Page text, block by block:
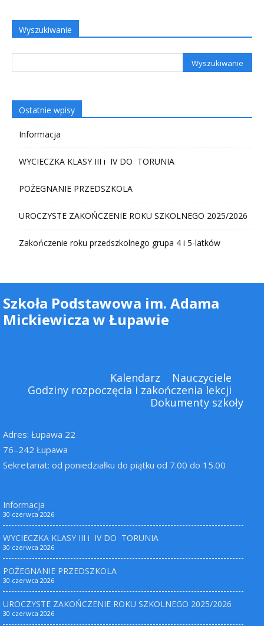
Wyszukiwanie
Ostatnie wpisy
Informacja
WYCIECZKA KLASY III i IV DO TORUNIA
POŻEGNANIE PRZEDSZKOLA
UROCZYSTE ZAKOŃCZENIE ROKU SZKOLNEGO 2025/2026
Zakończenie roku przedszkolnego grupa 4 i 5-latków
Szkoła Podstawowa im. Adama
Mickiewicza w Łupawie
Kalendarz
Nauczyciele
Godziny rozpoczęcia i zakończenia lekcji
Dokumenty szkoły
Adres: Łupawa 22
76–242 Łupawa
Sekretariat: od poniedziałku do piątku od 7.00 do 15.00
Informacja
30 czerwca 2026
WYCIECZKA KLASY III i IV DO TORUNIA
30 czerwca 2026
POŻEGNANIE PRZEDSZKOLA
30 czerwca 2026
UROCZYSTE ZAKOŃCZENIE ROKU SZKOLNEGO 2025/2026
30 czerwca 2026